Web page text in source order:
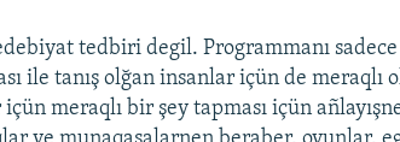
tedbiri degil. Programmanı
ile tanış olğan insanlar içün de meraqlı
meraqlı bir şey tapması içün